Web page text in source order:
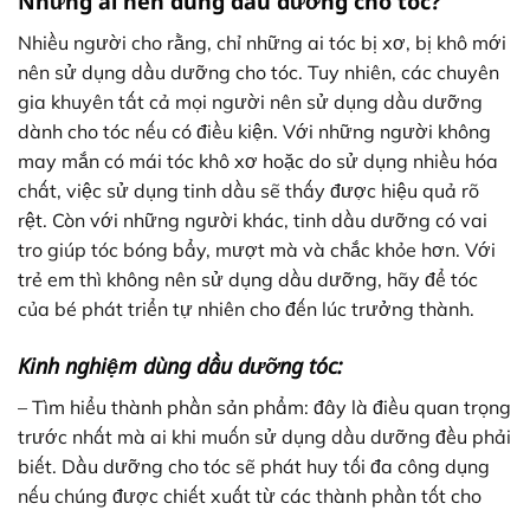
Nhiều người cho rằng, chỉ những ai tóc bị xơ, bị khô mới
nên sử dụng dầu dưỡng cho tóc. Tuy nhiên, các chuyên
gia khuyên tất cả mọi người nên sử dụng dầu dưỡng
dành cho tóc nếu có điều kiện. Với những người không
may mắn có mái tóc khô xơ hoặc do sử dụng nhiều hóa
chất, việc sử dụng tinh dầu sẽ thấy được hiệu quả rõ
rệt. Còn với những người khác, tinh dầu dưỡng có vai
tro giúp tóc bóng bẩy, mượt mà và chắc khỏe hơn. Với
trẻ em thì không nên sử dụng dầu dưỡng, hãy để tóc
của bé phát triển tự nhiên cho đến lúc trưởng thành.
Kinh nghiệm dùng dầu dưỡng tóc:
– Tìm hiểu thành phần sản phẩm: đây là điều quan trọng
trước nhất mà ai khi muốn sử dụng dầu dưỡng đều phải
biết. Dầu dưỡng cho tóc sẽ phát huy tối đa công dụng
nếu chúng được chiết xuất từ các thành phần tốt cho